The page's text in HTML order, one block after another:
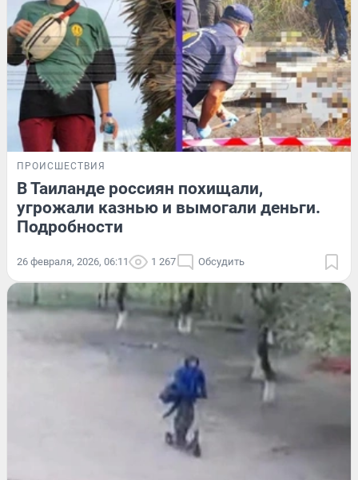
ПРОИСШЕСТВИЯ
В Таиланде россиян похищали,
угрожали казнью и вымогали деньги.
Подробности
26 февраля, 2026, 06:11 1 267 Обсудить